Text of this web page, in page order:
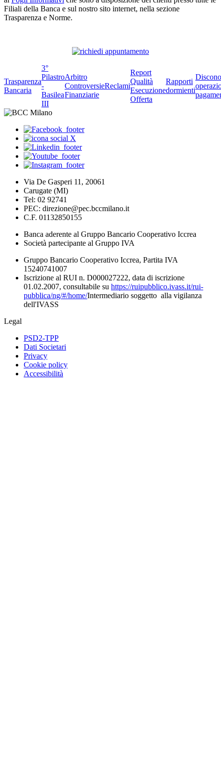
Filiali della Banca e sul nostro sito internet, nella sezione
Trasparenza e Norme.
Trasparenza
Bancaria
3°
Pilastro
-
Basilea
III
Arbitro
Controversie
Finanziarie
Reclami
Report
Qualità
Esecuzione
Offerta
Rapporti
dormienti
Via De Gasperi 11, 20061
Carugate (MI)
Tel: 02 92741
PEC: direzione@pec.bccmilano.it
C.F. 01132850155
Banca aderente al Gruppo Bancario Cooperativo Iccrea
Società partecipante al Gruppo IVA
Gruppo Bancario Cooperativo Iccrea, Partita IVA
15240741007
Iscrizione al RUI n. D000027222, data di iscrizione
01.02.2007, consultabile su https://ruipubblico.ivass.it/rui-
pubblica/ng/#/home/Intermediario soggetto alla vigilanza
dell'IVASS
Legal
PSD2-TPP
Dati Societari
Privacy
Cookie policy
Accessibilità